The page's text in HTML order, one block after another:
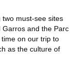
two must-see sites
and the Parc
on our trip to
as the culture of